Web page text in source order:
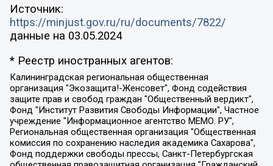
Источник:
https://minjust.gov.ru/ru/documents/7822/
данные на 03.05.2024
* Реестр иностранных агентов:
Калининградская региональная общественная организация "Экозащита!-Женсовет", Фонд содействия защите прав и свобод граждан "Общественный вердикт", Фонд "Институт Развития Свободы Информации", Частное учреждение "Информационное агентство МЕМО. РУ", Региональная общественная организация "Общественная комиссия по сохранению наследия академика Сахарова", Фонд поддержки свободы прессы, Санкт-Петербургская общественная правозащитная организация "Гражданский контроль", Межрегиональная общественная организация "Информационно-просветительский центр "Мемориал", Региональный Фонд "Центр Защиты Прав Средств Массовой Информации", с 05.12.2023 Фонд "Центр Защиты Прав Средств массовой информации", Региональная общественная благотворительная организация помощи беженцам и мигрантам "Гражданское содействие", Негосударственное образовательное учреждение дополнительного профессионального образования (повышение квалификации) специалистов "АКАДЕМИЯ ПО ПРАВАМ ЧЕЛОВЕКА", Свердловская региональная общественная организация "Сутяжник", Автономная некоммерческая организация "Центр независимых социологических исследований", Союз общественных объединений "Российский исследовательский центр по правам человека", Региональное общественное учреждение научно-информационный центр "МЕМОРИАЛ", Некоммерческая организация "Фонд защиты гласности", Автономная некоммерческая организация "Институт прав человека", Городская общественная организация "Екатеринбургское общество "МЕМОРИАЛ", Городская общественная организация "Рязанское историко-просветительское и правозащитное общество "Мемориал" (Рязанский Мемориал), Челябинский региональный орган общественной самодеятельности – женское общественное объединение "Женщины Евразии", Челябинский региональный орган общественной самодеятельности "Уральская правозащитная группа", Фонд содействия защите здоровья и социальной справедливости имени Андрея Рылькова, Автономная Некоммерческая Организация "Аналитический Центр Юрия Левады", Автономная некоммерческая организация социальной поддержки населения "Проект Апрель", Региональная общественная организация помощи женщинам и детям, находящимся в кризисной ситуации "Информационно-методический центр "Анна", Фонд содействия развитию массовых коммуникаций и правовому просвещению "Так-так-Так", Фонд содействия устойчивому развитию "Серебряная тайга", Свердловский региональный общественный фонд социальных проектов "Новое время", "Idel.Реалии", Кавказ.Реалии, Крым.Реалии, Телеканал Настоящее Время, Татаро-башкирская служба Радио Свобода (Azatliq Radiosi), Радио Свободная Европа/Радио Свобода (PCE/PC), "Сибирь.Реалии", "Фактограф", Благотворительный фонд помощи осужденным и их семьям, Автономная некоммерческая организация "Институт глобализации и социальных движений", Фонд "В защиту прав заключенных", Частное учреждение "Центр поддержки и содействия развитию средств массовой информации", Пензенский региональный общественный благотворительный фонд "Гражданский союз", "Север.Реалии", Некоммерческая организация Фонд "Правовая инициатива", Общество с ограниченной ответственностью "Радио Свободная Европа/Радио Свобода", Чешское информационное агентство "MEDIUM-ORIENT", Красноярская региональная общественная организация "Мы против СПИДа", Камалягин Денис Николаевич, Маркелов Сергей Евгеньевич, Пономарев Лев Александрович, Савицкая Людмила Алексеевна, Автономная некоммерческая организация "Центр по работе с проблемой насилия "НАСИЛИЮ.НЕТ", Межрегиональный профессиональный союз работников здравоохранения "Альянс врачей", Юридическое лицо, зарегистрированное в Латвийской Республике, SIA "Medusa Project" (регистрационный номер 40103797863, дата регистрации 10.06.2014), Некоммерческая организация "Фонд по борьбе с коррупцией", Автономная некоммерческая организация "Институт права и публичной политики", Баданин Роман Сергеевич, Гликин Максим Александрович, Железнова Мария Михайловна, Лукьянова Юлия Сергеевна, Маетная Елизавета Витальевна, Маняхин Петр Борисович, Чуракова Ольга Владимировна, Ярош Юлия Петровна, Юридическое лицо "The Insider SIA", зарегистрированное в Риге, Латвийская Республика (дата регистрации 26.06.2015), являющееся администратором доменного имени интернет-издания "The Insider SIA", https://theins.ru, Постернак Алексей Евгеньевич, Рубин Михаил Аркадьевич, Анин Роман Александрович, Юридическое лицо Istories fonds, зарегистрированное в Латвийской Республике (регистрационный номер 50008295751, дата регистрации 24.02.2020), Великовский Дмитрий Александрович, Долинина Ирина Николаевна, Мароховская Алеся Алексеевна, Шлейнов Роман Юрьевич, Шмагун Олеся Валентиновна, Общество с ограниченной ответственностью "Альтаир 2021", Общество с ограниченной ответственностью "Вега 2021", Общество с ограниченной ответственностью "Главный редактор 2021", Общество с ограниченной ответственностью "Ромашки монолит", Важенков Артем Валерьевич, Ивановская областная общественная организация "Центр гендерных исследований", Гурман Юрий Альбертович, Медиапроект "ОВД-Инфо", Егоров Владимир Владимирович, Жилинский Владимир Александрович, Общество с ограниченной ответственностью "ЗП", Иванова София Юрьевна, Карезина Инна Павловна, Кильтау Екатерина Викторовна, Петров Алексей Викторович, Пискунов Сергей Евгеньевич, Смирнов Сергей Сергеевич, Тихонов Михаил Сергеевич, Общество с ограниченной ответственностью "ЖУРНАЛИСТ-ИНОСТРАННЫЙ АГЕНТ", Арапова Галина Юрьевна, Вольтская Татьяна Анатольевна, Американская компания "Mason G.E.S. Anonymous Foundation" (США), являющаяся владельцем интернет-издания https://mnews.world/, Компания "Stichting Bellingcat", зарегистрированная в Нидерландах (дата регистрации 11.07.2018), Захаров Андрей Вячеславович, Клепиковская Екатерина Дмитриевна, Общество с ограниченной ответственностью "МЕМО", Перл Роман Александрович, Симонов Евгений Алексеевич, Соловьева Елена Анатольевна, Сотников Даниил Владимирович, Сурначева Елизавета Дмитриевна, Автономная некоммерческая организация по защите прав человека и информированию населения "Якутия – Наше Мнение", Общество с ограниченной ответственностью "Москоу диджитал медиа", с 26.01.2023 Общество с ограниченной ответственностью "Чайка Белые сады", Ветошкина Валерия Валерьевна, Заговора Максим Александрович, Межрегиональное общественное движение "Российская ЛГБТ - сеть", Оленичев Максим Владимирович, Павлов Иван Юрьевич, Скворцова Елена Сергеевна, Общество с ограниченной ответственностью "Как бы инагент", Кочетков Игорь Викторович, Общество с ограниченной ответственностью "Честные выборы", Еланчик Олег Александрович, Общество с ограниченной ответственностью "Нобелевский призыв", Гималова Регина Эмилевна, Григорьев Андрей Валерьевич, Григорьева Алина Александровна, Ассоциация по содействию защите прав призывников, альтернативнослужащих и военнослужащих "Правозащитная группа "Гражданин.Армия.Право", Хисамова Регина Фаритовна, Автономная некоммерческая организация по реализации социально-правовых программ "Лилит", Дальневосточное общественное движение "Маяк", Санкт-Петербургская ЛГБТ-инициативная группа "Выход", Инициативная группа ЛГБТ+ "Реверс", Алексеев Андрей Викторович, Бекбулатова Таисия Львовна, Беляев Иван Михайлович, Владыкина Елена Сергеевна, Гельман Марат Александрович, Никульшина Вероника Юрьевна, Толоконникова Надежда Андреевна, Шендерович Виктор Анатольевич, Общество с ограниченной ответственностью "Данное сообщение", Общество с ограниченной ответственностью Издательский дом "Новая глава", Айнбиндер Александра Александровна, Московский комьюнити-центр для ЛГБТ+инициатив, Благотворительный фонд развития филантропии, Deutsche Welle (Германия, Kurt-Schumacher-Strasse 3, 53113 Bonn), Борзунова Мария Михайловна, Воробьев Виктор Викторович, Голубева Анна Львовна, Константинова Алла Михайловна, Малкова Ирина Владимировна, Мурадов Мурад Абдулгалимович, Осетинская Елизавета Николаевна, Понасенков Евгений Николаевич, Ганапольский Матвей Юрьевич, Киселев Евгений Алексеевич, Борухович Ирина Григорьевна, Дремин Иван Тимофеевич, Дубровский Дмитрий Викторович, Красноярская региональная общественная организация поддержки и развития альтернативных образовательных технологий и межкультурных коммуникаций "ИНТЕРРА", Маяковская Екатерина Алексеевна, Фейгин Марк Захарович, Филимонов Андрей Викторович, Дзугкоева Регина Николаевна, Доброхотов Роман Александрович, Дудь Юрий Александрович, Елкин Сергей Владимирович, Кругликов Кирилл Игоревич, Сабунаева Мария Леонидовна, Семенов Алексей Владимирович, Шаинян Карен Багратович, Шульман Екатерина Михайловна, Асафьев Артур Валерьевич, Вахштайн Виктор Семенович, Венедиктов Алексей Алексеевич, Лушникова Екатерина Евгеньевна, Волков Леонид Михайлович, Невзоров Александр Глебович, Пархоменко Сергей Борисович, Сироткин Ярослав Николаевич, Кара-Мурза Владимир Владимирович, Баранова Наталья Владимировна, Гозман Леонид Яковлевич, Кагарлицкий Борис Юльевич, Климарев Михаил Валерьевич, Милов Владимир Станиславович, Автономная некоммерческая организация Краснодарский центр современного искусства "Типография", Моргенштерн Алишер Тагирович, Соболь Любовь Эдуардовна, Общество с ограниченной ответственностью "ЛИЗА НОРМ", Каспаров Гарри Кимович, Ходорковский Михаил Борисович, Общество с ограниченной ответственностью "Апрельские тезисы", Данилович Ирина Брониславовна, Кашин Олег Владимирович, Петров Николай Владимирович, Пивоваров Алексей Владимирович, Соколов Михаил Владимирович, Цветкова Юлия Владимировна, Чичваркин Евгений Александрович, Комитет против пыток/Команда против пыток, Общество с ограниченной ответственностью "Первый научный", Общество с ограниченной ответственностью "Вертолет и ко", Белоцерковская Вероника Борисовна, Кац Максим Евгеньевич, Лазарева Татьяна Юрьевна, Шаведдинов Руслан Табризович, Яшин Илья Валерьевич, Общество с ограниченной ответственностью "Иноагент ААВ", Алешковский Дмитрий Петрович, Альбац Евгения Марковна, Быков Дмитрий Львович, Галямина Юлия Евгеньевна, Лойко Сергей Леонидович, Мартынов Кирилл Константинович, Медведев Сергей Александрович, Крашенинников Федор Геннадиевич, Гордеева Катерина Вл